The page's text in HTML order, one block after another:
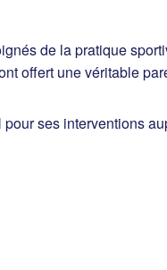
de la pratique
offert une véritable
ses interventions